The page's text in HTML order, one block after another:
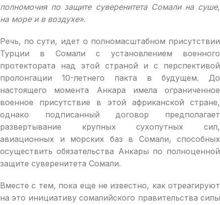
полномочия по защите суверенитета Сомали на суше,
на море и в воздухе».
Речь, по сути, идет о полномасштабном присутствии
Турции в Сомали с установлением военного
протектората над этой страной и с перспективой
пролонгации 10-летнего пакта в будущем. До
настоящего момента Анкара имела ограниченное
военное присутствие в этой африканской стране,
однако подписанный договор предполагает
развертывание крупных сухопутных сил,
авиационных и морских баз в Сомали, способных
осуществить обязательства Анкары по полноценной
защите суверенитета Сомали.
Вместе с тем, пока еще не известно, как отреагируют
на это инициативу сомалийского правительства силы